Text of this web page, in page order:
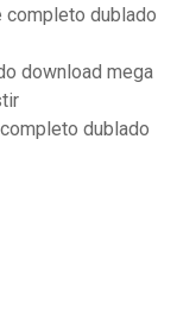
completo dublado
download mega
dublado